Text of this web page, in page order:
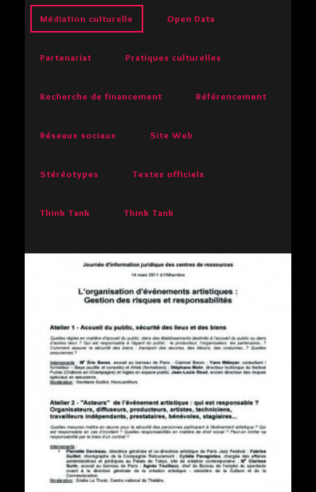
Médiation culturelle Open Data
Partenariat Pratiques culturelles
Recherche de financement Référencement
Réseaux sociaux Site Web
Stéréotypes Textes officiels
Think Tank Think Tank
LE GUIDE JURIDIQUE POUR ORGANISER VOS
ÉVÉNEMENTS ARTISTIQUES
Médiation culturelle